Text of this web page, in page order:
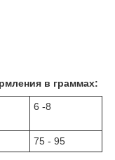
в граммах:
6 -8
75 - 95